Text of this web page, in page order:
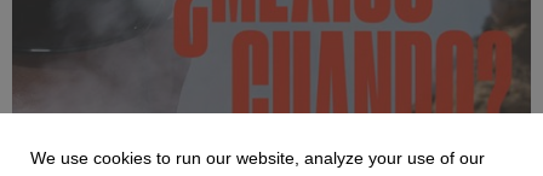
We use cookies to run our website, analyze your use of our